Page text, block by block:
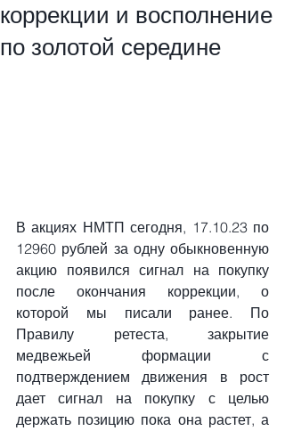
коррекции и восполнение
по золотой середине
В акциях НМТП сегодня, 17.10.23 по
12960 рублей за одну обыкновенную
акцию появился сигнал на покупку
после окончания коррекции, о
которой мы писали ранее. По
Правилу ретеста, закрытие
медвежьей формации с
подтверждением движения в рост
дает сигнал на покупку с целью
держать позицию пока она растет, а